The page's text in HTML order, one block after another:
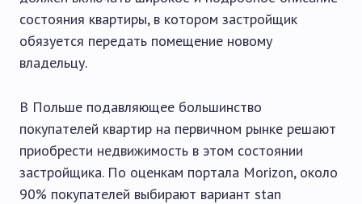
состояния квартиры, в котором застройщик
обязуется передать помещение новому
владельцу.
В Польше подавляющее большинство
покупателей квартир на первичном рынке решают
приобрести недвижимость в этом состоянии
застройщика. По оценкам портала Morizon, около
90% покупателей выбирают вариант stan